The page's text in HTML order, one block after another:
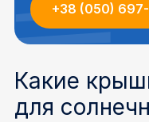
+38 (050)
Какие
для